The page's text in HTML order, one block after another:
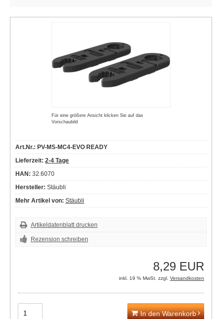
Für eine größere Ansicht klicken Sie auf das
Vorschaubild
Art.Nr.: PV-MS-MC4-EVO READY
Lieferzeit: 2-4 Tage
HAN: 32.6070
Hersteller: Stäubli
Mehr Artikel von: Stäubli
Artikeldatenblatt drucken
Rezension schreiben
8,29 EUR
inkl. 19 % MwSt. zzgl. Versandkosten
In den Warenkorb